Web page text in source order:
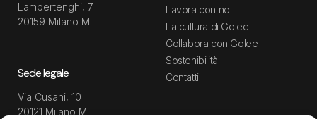
Lambertenghi, 7
20159 Milano MI
Sede legale
Via Cusani, 10
20121 Milano MI
Lavora con noi
La cultura di Golee
Collabora con Golee
Sostenibilità
Contatti